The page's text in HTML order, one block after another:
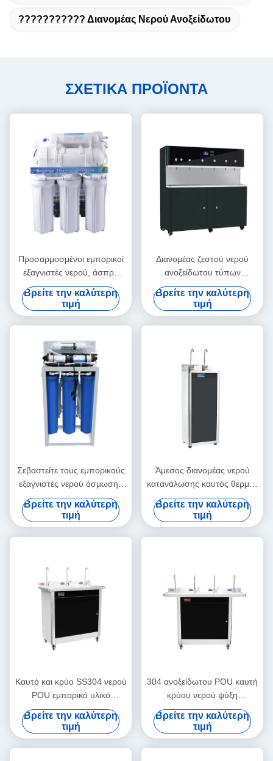
??????????? Διανομέας Νερού Ανοξείδωτου
ΣΧΕΤΙΚΑ ΠΡΟΪΟΝΤΑ
Προσαρμοσμένοι εμπορικοί
εξαγνιστές νερού, άσπρο
χρώμα συστημάτων
αντίστροφης όσμωσης 400
GPD
Βρείτε την καλύτερη
τιμή
Διανομέας ζεστού νερού
ανοξείδωτου τύπων
γραφείου για το σχολικό
νοσοκομείο
Βρείτε την καλύτερη
τιμή
Σεβαστείτε τους εμπορικούς
εξαγνιστές νερού όσμωσης
με την επεξεργασία UV
φωτός 6 σταδίων 800GPD
Βρείτε την καλύτερη
τιμή
Άμεσος διανομέας νερού
κατανάλωσης καυτός θερμός
5 γαλόνι για τον εμπορικό
δημόσιο χώρο
Βρείτε την καλύτερη
τιμή
Καυτό και κρύο SS304 νερού
POU εμπορικό υλικό
εξαγνιστών για την
πανεπιστημιούπολη
Βρείτε την καλύτερη
τιμή
304 ανοξείδωτου POU καυτή
κρύου νερού ψύξη
συμπιεστών
διανομέων???????????
Βρείτε την καλύτερη
τιμή